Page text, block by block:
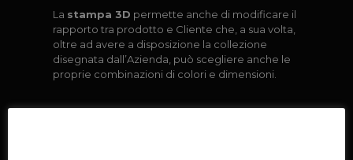
La stampa 3D permette anche di modificare il
rapporto tra prodotto e Cliente che, a sua volta,
oltre ad avere a disposizione la collezione
disegnata dall’Azienda, può scegliere anche le
proprie combinazioni di colori e dimensioni.